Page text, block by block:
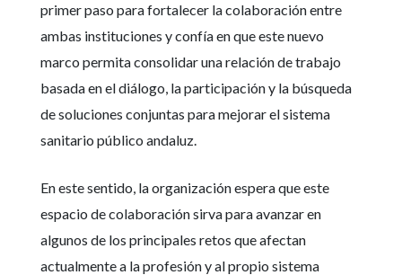
primer paso para fortalecer la colaboración entre
ambas instituciones y confía en que este nuevo
marco permita consolidar una relación de trabajo
basada en el diálogo, la participación y la búsqueda
de soluciones conjuntas para mejorar el sistema
sanitario público andaluz.
En este sentido, la organización espera que este
espacio de colaboración sirva para avanzar en
algunos de los principales retos que afectan
actualmente a la profesión y al propio sistema